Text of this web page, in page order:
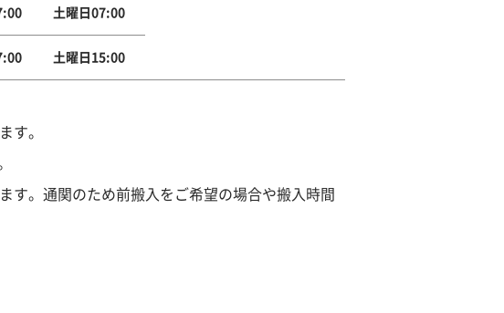
土曜日07:00
土曜日15:00
す。
す。通関のため前搬入をご希望の場合や搬入時間